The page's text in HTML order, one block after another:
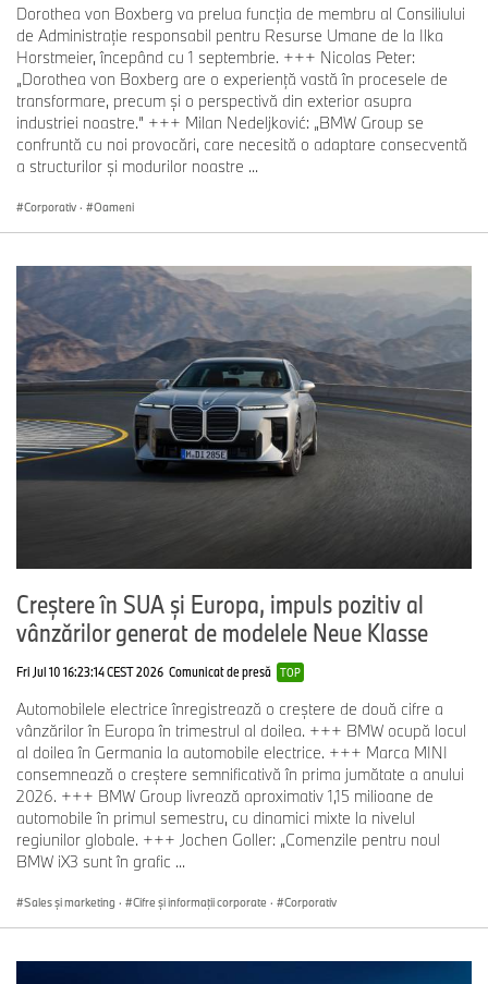
Dorothea von Boxberg va prelua funcția de membru al Consiliului
de Administrație responsabil pentru Resurse Umane de la Ilka
Horstmeier, începând cu 1 septembrie. +++ Nicolas Peter:
„Dorothea von Boxberg are o experiență vastă în procesele de
transformare, precum și o perspectivă din exterior asupra
industriei noastre.” +++ Milan Nedeljković: „BMW Group se
confruntă cu noi provocări, care necesită o adaptare consecventă
a structurilor și modurilor noastre ...
Corporativ · Oameni
Creștere în SUA și Europa, impuls pozitiv al
vânzărilor generat de modelele Neue Klasse
Fri Jul 10 16:23:14 CEST 2026 Comunicat de presă TOP
Automobilele electrice înregistrează o creștere de două cifre a
vânzărilor în Europa în trimestrul al doilea. +++ BMW ocupă locul
al doilea în Germania la automobile electrice. +++ Marca MINI
consemnează o creștere semnificativă în prima jumătate a anului
2026. +++ BMW Group livrează aproximativ 1,15 milioane de
automobile în primul semestru, cu dinamici mixte la nivelul
regiunilor globale. +++ Jochen Goller: „Comenzile pentru noul
BMW iX3 sunt în grafic ...
Sales şi marketing · Cifre şi informaţii corporate · Corporativ